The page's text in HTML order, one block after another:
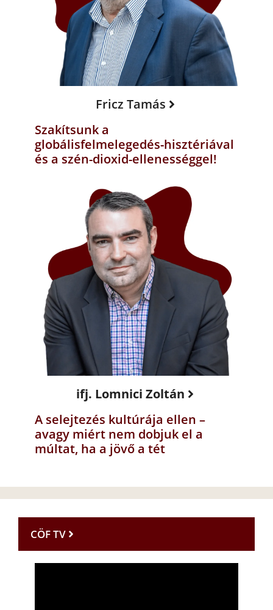
Fricz Tamás
Szakítsunk a
globálisfelmelegedés-hisztériával
és a szén-dioxid-ellenességgel!
ifj. Lomnici Zoltán
A selejtezés kultúrája ellen –
avagy miért nem dobjuk el a
múltat, ha a jövő a tét
CÖF TV